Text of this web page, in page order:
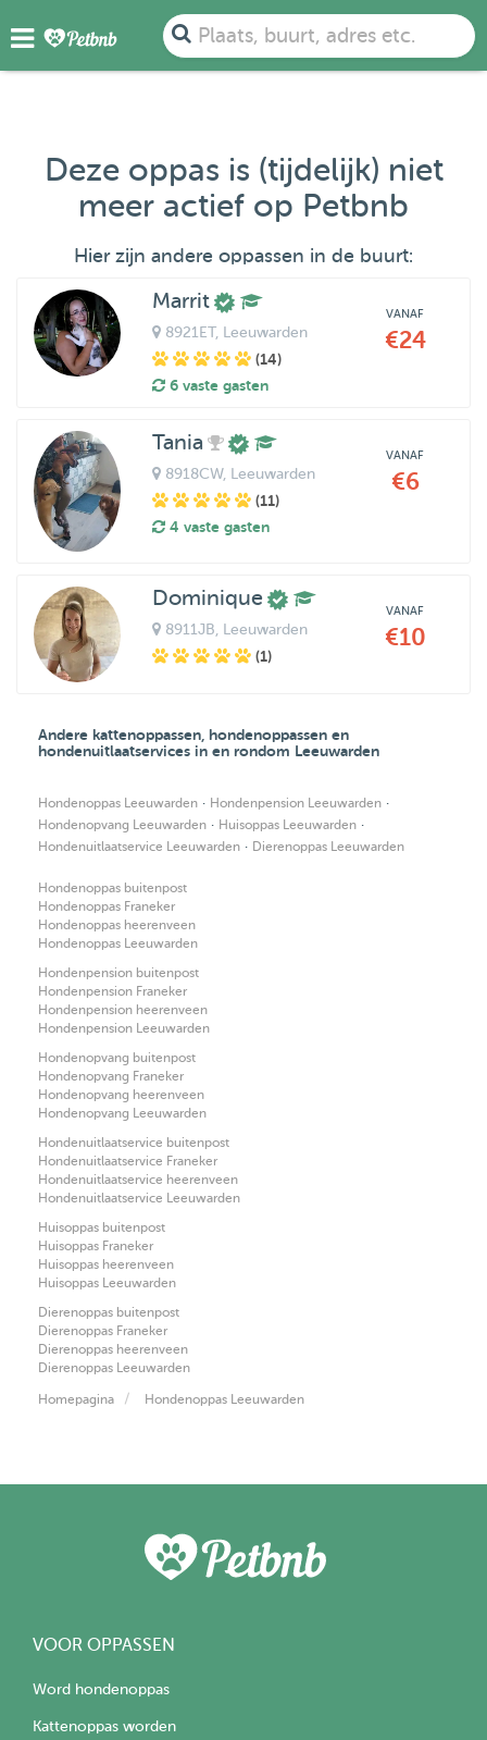
Plaats, buurt, adres etc.
Deze oppas is (tijdelijk) niet
meer actief op Petbnb
Hier zijn andere oppassen in de buurt:
Marrit
8921ET, Leeuwarden
(14)
6 vaste gasten
VANAF
€24
Tania
8918CW, Leeuwarden
(11)
4 vaste gasten
VANAF
€6
Dominique
8911JB , Leeuwarden
(1)
VANAF
€10
Andere kattenoppassen, hondenoppassen en
hondenuitlaatservices in en rondom Leeuwarden
Hondenoppas Leeuwarden · Hondenpension Leeuwarden ·
Hondenopvang Leeuwarden · Huisoppas Leeuwarden ·
Hondenuitlaatservice Leeuwarden · Dierenoppas Leeuwarden
Hondenoppas buitenpost
Hondenoppas Franeker
Hondenoppas heerenveen
Hondenoppas Leeuwarden
Hondenpension buitenpost
Hondenpension Franeker
Hondenpension heerenveen
Hondenpension Leeuwarden
Hondenopvang buitenpost
Hondenopvang Franeker
Hondenopvang heerenveen
Hondenopvang Leeuwarden
Hondenuitlaatservice buitenpost
Hondenuitlaatservice Franeker
Hondenuitlaatservice heerenveen
Hondenuitlaatservice Leeuwarden
Huisoppas buitenpost
Huisoppas Franeker
Huisoppas heerenveen
Huisoppas Leeuwarden
Dierenoppas buitenpost
Dierenoppas Franeker
Dierenoppas heerenveen
Dierenoppas Leeuwarden
Homepagina Hondenoppas Leeuwarden
VOOR OPPASSEN
Word hondenoppas
Kattenoppas worden